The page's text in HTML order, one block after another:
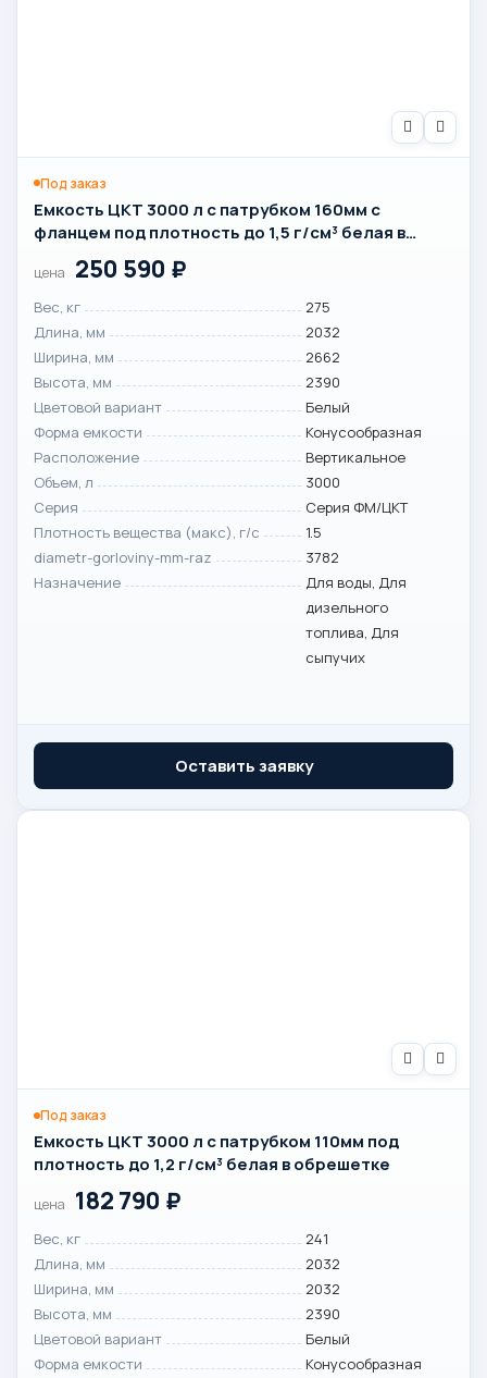
Под заказ
Емкость ЦКТ 3000 л с патрубком 160мм с
фланцем под плотность до 1,5 г/см³ белая в
обрешетке с лестницей
цена 250 590 ₽
Вес, кг
275
Длина, мм
2032
Ширина, мм
2662
Высота, мм
2390
Цветовой вариант
Белый
Форма емкости
Конусообразная
Расположение
Вертикальное
Объем, л
3000
Серия
Серия ФМ/ЦКТ
Плотность вещества (макс), г/с
1.5
diametr-gorloviny-mm-raz
3782
Назначение
Для воды, Для
дизельного
топлива, Для
сыпучих
Оставить заявку
Под заказ
Емкость ЦКТ 3000 л с патрубком 110мм под
плотность до 1,2 г/см³ белая в обрешетке
цена 182 790 ₽
Вес, кг
241
Длина, мм
2032
Ширина, мм
2032
Высота, мм
2390
Цветовой вариант
Белый
Форма емкости
Конусообразная